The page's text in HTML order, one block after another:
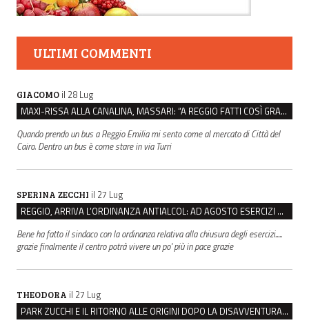
ULTIMI COMMENTI
GIACOMO il 28 Lug
MAXI-RISSA ALLA CANALINA, MASSARI: “A REGGIO FATTI COSÌ GRAVI NON DEVONO TROVARE SPAZIO”
Quando prendo un bus a Reggio Emilia mi sento come al mercato di Città del
Cairo. Dentro un bus è come stare in via Turri
SPERINA ZECCHI il 27 Lug
REGGIO, ARRIVA L’ORDINANZA ANTIALCOL: AD AGOSTO ESERCIZI DI VICINATO CHIUSI DALLE 22 ALLE 6
Bene ha fatto il sindaco con la ordinanza relativa alla chiusura degli esercizi.....
grazie finalmente il centro potrà vivere un po' più in pace grazie
THEODORA il 27 Lug
PARK ZUCCHI E IL RITORNO ALLE ORIGINI DOPO LA DISAVVENTURA CON REGGIO EMILIA PARCHEGGI